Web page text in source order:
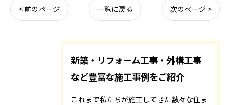
< 前のページ 一覧に戻る 次のページ >
新築・リフォーム工事・外構工事
など豊富な施工事例をご紹介
これまで私たちが施工してきた数々な住ま